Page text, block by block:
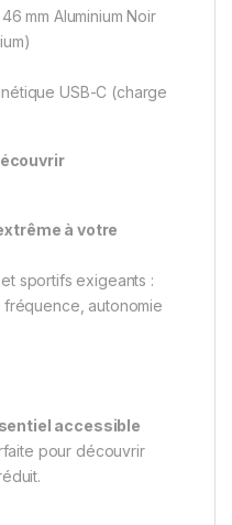
mm Aluminium Noir
USB-C (charge
à votre
sportifs exigeants :
autonomie
accessible
pour découvrir